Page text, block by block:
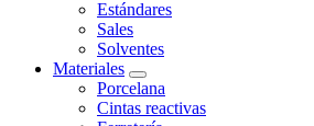
Estándares
Sales
Solventes
Materiales
Porcelana
Cintas reactivas